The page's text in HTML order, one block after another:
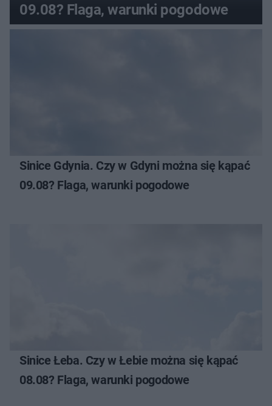
09.08? Flaga, warunki pogodowe
Sinice Gdynia. Czy w Gdyni można się kąpać
09.08? Flaga, warunki pogodowe
Sinice Łeba. Czy w Łebie można się kąpać
08.08? Flaga, warunki pogodowe